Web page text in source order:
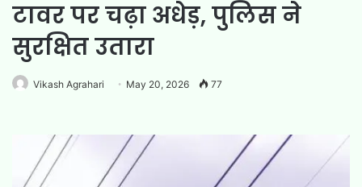
टावर पर चढ़ा अधेड़, पुलिस ने
सुरक्षित उतारा
Vikash Agrahari May 20, 2026 77